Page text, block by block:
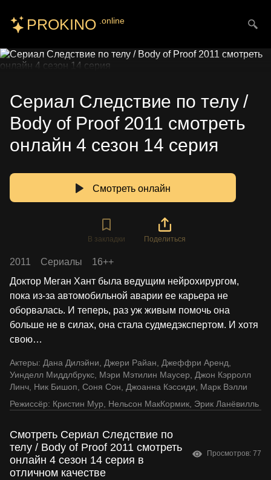
PROKINO .online
Сериал Следствие по телу /
Body of Proof 2011 смотреть
онлайн 4 сезон 14 серия
Смотреть онлайн
В закладки Поделиться
2011 Сериалы
16++
Доктор Меган Хант была ведущим нейрохирургом,
пока из-за автомобильной аварии ее карьера не
оборвалась. И теперь, раз уж живым помочь она
больше не в силах, она стала судмедэкспертом. И хотя
свою…
Актеры: Дана Дилэйни, Джери Райан, Джеффри Аренд,
Уинделл Миддлбрукс, Мэри Мэтилин Маусер, Джон Кэрролл
Линч, Ник Бишоп, Соня Сон, Джоанна Кэссиди, Марк Вэлли
Режиссёр: Кристин Мур, Нельсон МакКормик, Эрик Ланёвилль
Смотреть Сериал Следствие по
телу / Body of Proof 2011 смотреть
онлайн 4 сезон 14 серия в
отличном качестве
Просмотров: 77